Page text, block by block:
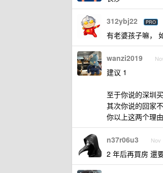
312ybj22 PRO
有老婆孩子嘛，
wanzi2019
建议 1
至于你说的深圳
其次你说的回家
你以上这两个理
n37r06u3 Nov
2 年后再買房 還